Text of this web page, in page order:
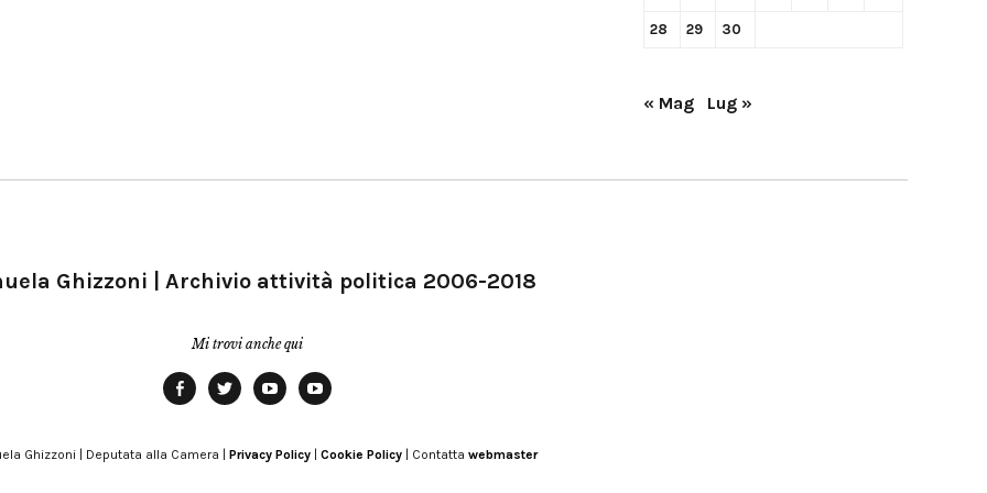
28 29 30
« Mag Lug »
Ghizzoni | Archivio attività politica 2006-2018
Mi trovi anche qui
Modena
Ghizzoni | Deputata alla Camera | Privacy Policy Cookie Policy | Contatta webmaster